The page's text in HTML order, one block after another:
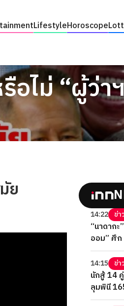
LifestyleHoroscope
อไม่ “ผู้ว่
ย
14:22 ข่า
“นาดาก
ออม” ศึก
14:15 ข่า
นักสู้ 14
ลุมพินี